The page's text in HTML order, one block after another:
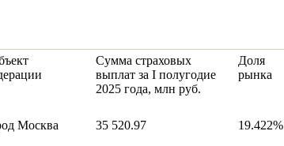
Сумма страховых
выплат за I полугодие
2025 года, млн руб.
Доля
рынка
Москва 35 520.97 19.422%